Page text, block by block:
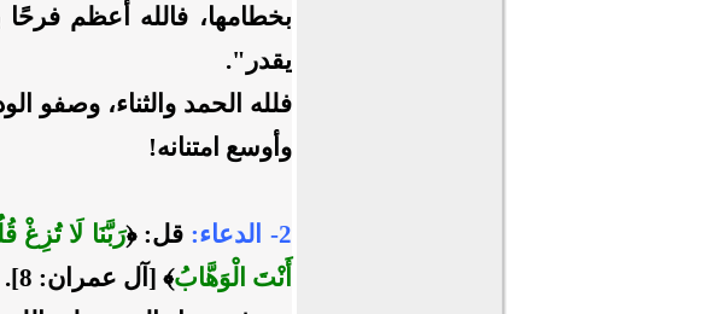
بخطامها، فالله أعظم فرحًا
يقدر".
فلله الحمد والثناء، وصفو
وأوسع امتنانه!
2- الدعاء: قل:﴿رَبَّنَا لَا تُزِغْ
أَنْتَ الْوَهَّابُ﴾ [آل عمران: 8].